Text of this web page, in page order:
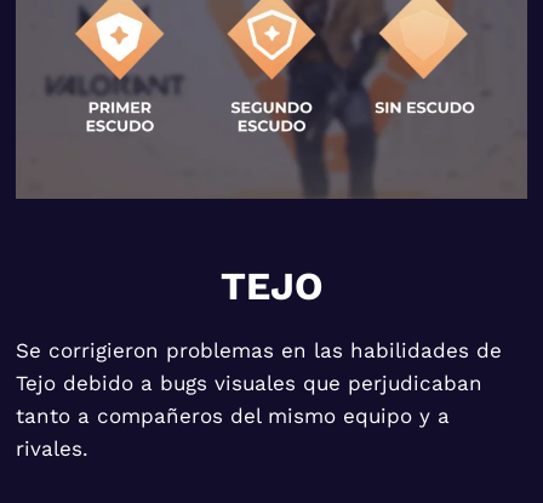
TEJO
Se corrigieron problemas en las habilidades de
Tejo debido a bugs visuales que perjudicaban
tanto a compañeros del mismo equipo y a
rivales.